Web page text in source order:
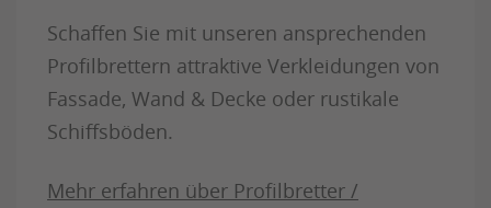
Schaffen Sie mit unseren ansprechenden
Profilbrettern attraktive Verkleidungen von
Fassade, Wand & Decke oder rustikale
Schiffsböden.
Mehr erfahren über Profilbretter /